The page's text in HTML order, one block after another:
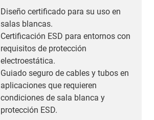
Diseño certificado para su uso en
salas blancas.
Certificación ESD para entornos con
requisitos de protección
electroestática.
Guiado seguro de cables y tubos en
aplicaciones que requieren
condiciones de sala blanca y
protección ESD.